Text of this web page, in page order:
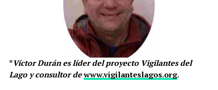
*Víctor Durán es líder del proyecto Vigilantes del
Lago y consultor dewww.vigilanteslagos.org.